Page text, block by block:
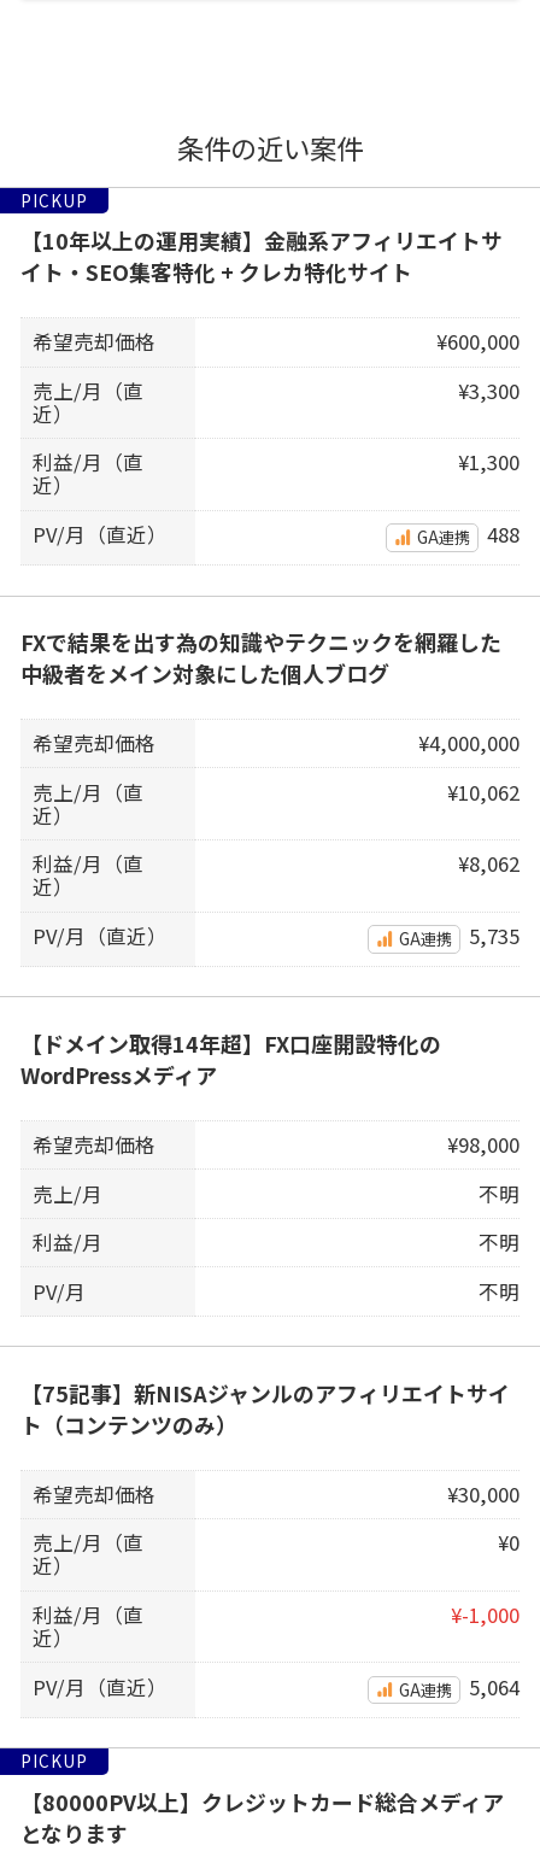
条件の近い案件
PICKUP
【10年以上の運用実績】金融系アフィリエイトサ
イト・SEO集客特化 + クレカ特化サイト
希望売却価格
¥600,000
売上/月（直
近）
¥3,300
利益/月（直
近）
¥1,300
PV/月（直近） GA連携 488
FXで結果を出す為の知識やテクニックを網羅した
中級者をメイン対象にした個人ブログ
希望売却価格
¥4,000,000
売上/月（直
近）
¥10,062
利益/月（直
近）
¥8,062
PV/月（直近） GA連携 5,735
【ドメイン取得14年超】FX口座開設特化の
WordPressメディア
希望売却価格
¥98,000
売上/月
不明
利益/月
不明
PV/月
不明
【75記事】新NISAジャンルのアフィリエイトサイ
ト（コンテンツのみ）
希望売却価格
¥30,000
売上/月（直
近）
¥0
利益/月（直
近）
¥-1,000
PV/月（直近） GA連携 5,064
PICKUP
【80000PV以上】クレジットカード総合メディア
となります